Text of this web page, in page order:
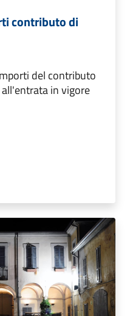
contributo di
del contributo
in vigore